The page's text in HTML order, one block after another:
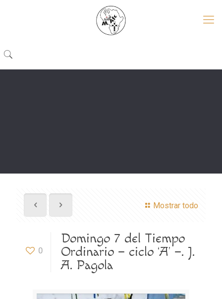
Mostrar todo
0
Domingo 7 del Tiempo
Ordinario – ciclo ‘A’ –. J.
A. Pagola